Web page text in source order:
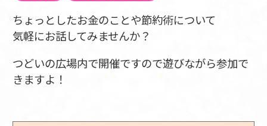
ちょっとしたお金のことや節約術について
気軽にお話してみませんか？
つどいの広場内で開催ですので遊びながら参加で
きますよ！